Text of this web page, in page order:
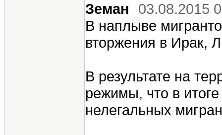
Земан
03.08.2015
В наплыве
вторжения в Ирак,
В результате на
режимы, что в
нелегальных